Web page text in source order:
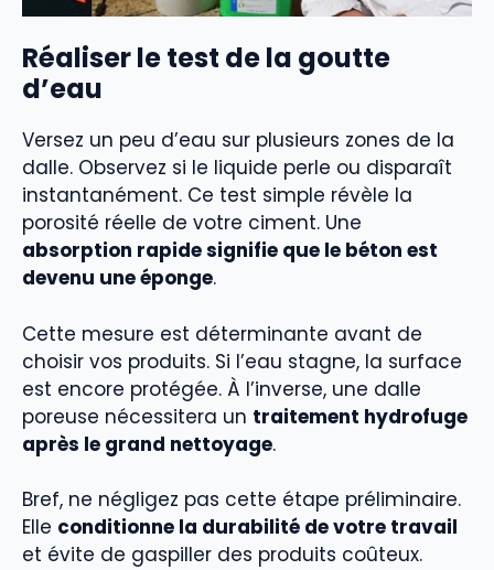
Réaliser le test de la goutte
d’eau
Versez un peu d’eau sur plusieurs zones de la
dalle. Observez si le liquide perle ou disparaît
instantanément. Ce test simple révèle la
porosité réelle de votre ciment. Une
absorption rapide signifie que le béton est
devenu une éponge.
Cette mesure est déterminante avant de
choisir vos produits. Si l’eau stagne, la surface
est encore protégée. À l’inverse, une dalle
poreuse nécessitera un traitement hydrofuge
après le grand nettoyage.
Bref, ne négligez pas cette étape préliminaire.
Elle conditionne la durabilité de votre travail
et évite de gaspiller des produits coûteux.